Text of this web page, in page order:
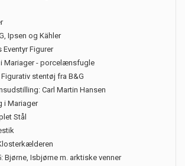
Ipsen og Kähler
Eventyr Figurer
Mariager - porcelænsfugle
stentøj fra B&G
Carl Martin Hansen
i Mariager
Stål
Bjørne, Isbjørne m. arktiske venner